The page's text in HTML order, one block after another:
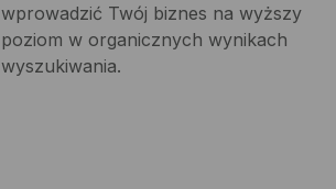
wprowadzić Twój biznes na wyższy
poziom w organicznych wynikach
wyszukiwania.